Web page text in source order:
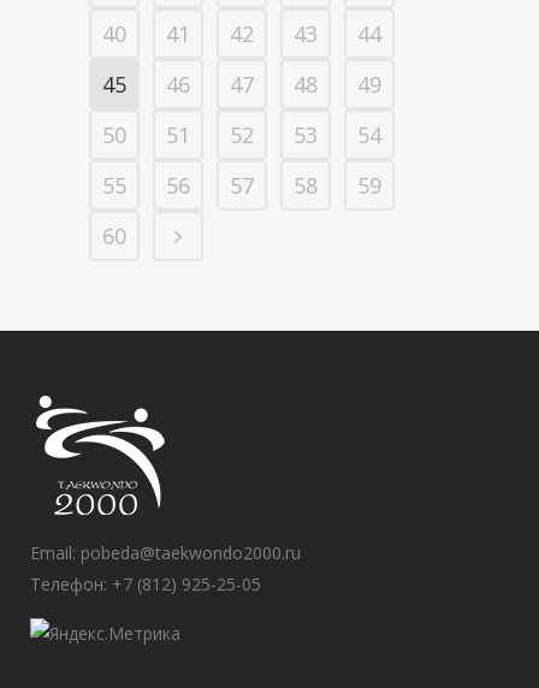
40
41 42 43
44
45
46 47 48
49
50
51 52 53
54
55
56 57 58
59
60
Email: pobeda@taekwondo2000.ru
Телефон: +7 (812) 925-25-05